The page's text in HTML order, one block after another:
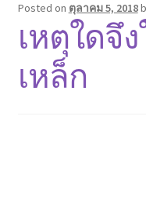
Posted on ตุลาคม 5, 2018
เหตุใดจึ
เหล็ก